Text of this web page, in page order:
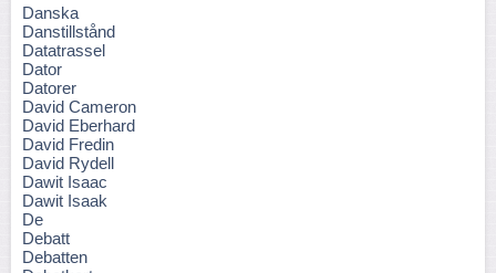
Danska
Danstillstånd
Datatrassel
Dator
Datorer
David Cameron
David Eberhard
David Fredin
David Rydell
Dawit Isaac
Dawit Isaak
De
Debatt
Debatten